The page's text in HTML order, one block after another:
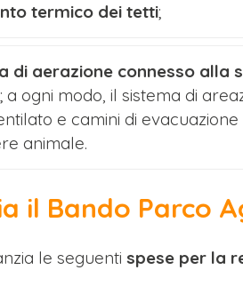
termico dei tetti;
di aerazione connesso alla
a ogni modo, il sistema di
e camini di evacuazione
animale.
il Bando Parco
le seguenti spese per la